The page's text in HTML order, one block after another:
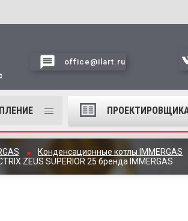
office@ilart.ru
Конденсационные котлы IMMERGAS
ZEUS SUPERIOR 25 бренда IMMERGAS